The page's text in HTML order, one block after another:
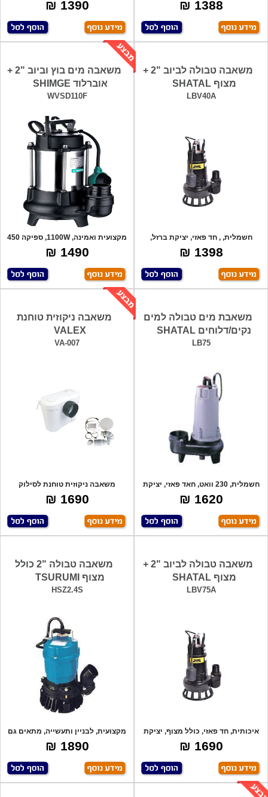
1388 ₪
1390 ₪
משאבה טבולה לביוב "2 +
מצוף SHATAL
LBV40A
חשמלית, , חד פאזי, יציקת ברזל,
מעבר חופש
1398 ₪
משאבה מים בוץ וביוב "2 +
אוברלוד SHIMGE
WVSD110F
מקצועית ואמינה, 1100W, ספיקה 450
ליטר
1490 ₪
משאבת מים טבולה למים
נקים/דלוחים SHATAL
LB75
חשמלית, 230 וואט, חאד פאזי, יציקת
ברזל.
1620 ₪
משאבה ניקוזית טוחנת
VALEX
VA-007
משאבה ניקוזית טוחנת לסילוק
שפכים. למשרדי
1690 ₪
משאבה טבולה לביוב "2 +
מצוף SHATAL
LBV75A
איכותית, חד פאזי, כולל מצוף, יציקת
ברזל
1690 ₪
משאבה טבולה "2 כולל
מצוף TSURUMI
HSZ2.4S
מקצועית, לבניין ותעשייה, מתאים גם
למים ע
1890 ₪